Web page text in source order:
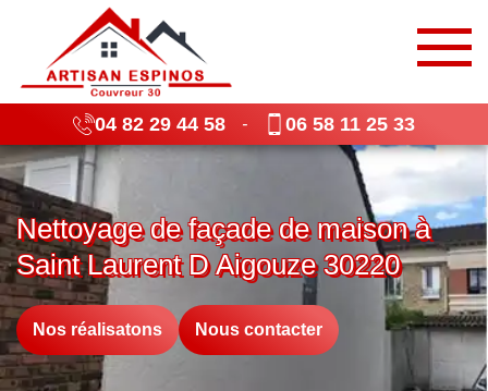
04 82 29 44 58 - 06 58 11 25 33
Nettoyage de façade de maison à
Saint Laurent D Aigouze 30220
Nos réalisatons Nous contacter